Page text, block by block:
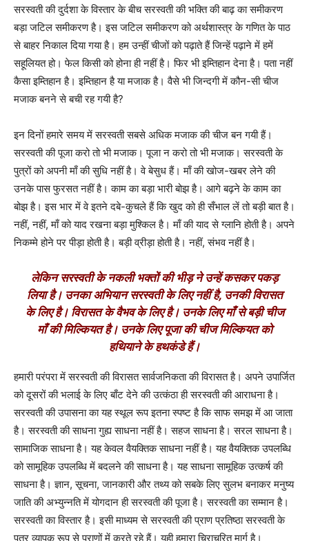
सरस्वती की दुर्दशा के विस्तार के बीच सरस्वती की भक्ति की बाढ़ का समीकरण
बड़ा जटिल समीकरण है। इस जटिल समीकरण को अर्थशास्त्र के गणित के पाठ
से बाहर निकाल दिया गया है। हम उन्हीं चीजों को पढ़ाते हैं जिन्हें पढ़ाने में हमें
सहूलियत हो। फेल किसी को होना ही नहीं है। फिर भी इम्तिहान देना है। पता नहीं
कैसा इम्तिहान है। इम्तिहान है या मजाक है। वैसे भी जिन्दगी में कौन-सी चीज
मजाक बनने से बची रह गयी है?
इन दिनों हमारे समय में सरस्वती सबसे अधिक मजाक की चीज बन गयी हैं।
सरस्वती की पूजा करो तो भी मजाक। पूजा न करो तो भी मजाक। सरस्वती के
पुत्रों को अपनी माँ की सुधि नहीं है। वे बेसुध हैं। माँ की खोज-खबर लेने की
उनके पास फुरसत नहीं है। काम का बड़ा भारी बोझ है। आगे बढ़ने के काम का
बोझ है। इस भार में वे इतने दबे-कुचले हैं कि खुद को ही सँभाल लें तो बड़ी बात है।
नहीं, नहीं, माँ को याद रखना बड़ा मुश्किल है। माँ की याद से ग्लानि होती है। अपने
निकम्मे होने पर पीड़ा होती है। बड़ी व्रीड़ा होती है। नहीं, संभव नहीं है।
लेकिन सरस्वती के नकली भक्तों की भीड़ ने उन्हें कसकर पकड़
लिया है। उनका अभियान सरस्वती के लिए नहीं है, उनकी विरासत
के लिए है। विरासत के वैभव के लिए है। उनके लिए माँ से बड़ी चीज
माँ की मिल्कियत है। उनके लिए पूजा की चीज मिल्कियत को
हथियाने के हथकंडे हैं।
हमारी परंपरा में सरस्वती की विरासत सार्वजनिकता की विरासत है। अपने उपार्जित
को दूसरों की भलाई के लिए बाँट देने की उत्कंठा ही सरस्वती की आराधना है।
सरस्वती की उपासना का यह स्थूल रूप इतना स्पष्ट है कि साफ समझ में आ जाता
है। सरस्वती की साधना गुह्य साधना नहीं है। सहज साधना है। सरल साधना है।
सामाजिक साधना है। यह केवल वैयक्तिक साधना नहीं है। यह वैयक्तिक उपलब्धि
को सामूहिक उपलब्धि में बदलने की साधना है। यह साधना सामूहिक उत्कर्ष की
साधना है। ज्ञान, सूचना, जानकारी और तथ्य को सबके लिए सुलभ बनाकर मनुष्य
जाति की अभ्युन्नति में योगदान ही सरस्वती की पूजा है। सरस्वती का सम्मान है।
सरस्वती का विस्तार है। इसी माध्यम से सरस्वती की प्राण प्रतिष्ठा सरस्वती के
पुत्र व्यापक रूप से प्राणों में करते रहे हैं। यही हमारा चिराचरित मार्ग है।